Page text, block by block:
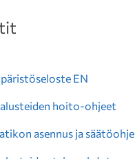
EN
hoito-ohjeet
asennus ja säätöohje